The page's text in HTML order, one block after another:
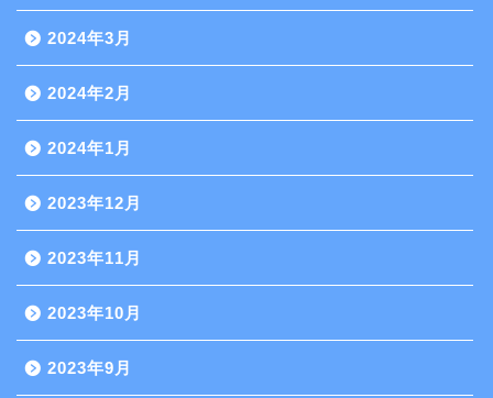
2024年3月
2024年2月
2024年1月
2023年12月
2023年11月
2023年10月
2023年9月